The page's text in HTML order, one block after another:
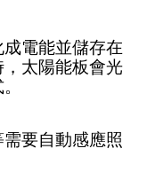
電能並儲存在
太陽能板會光
要自動感應照